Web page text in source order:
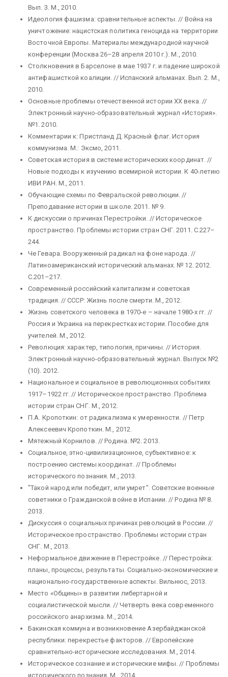
Вып. 3. М., 2010.
Идеология фашизма: сравнительные аспекты. // Война на
уничтожение: нацистская политика геноцида на территории
Восточной Европы. Материалы международной научной
конференции (Москва 26–28 апреля 2010 г.). М., 2010.
Столкновения в Барселоне в мае 1937 г. и падение широкой
антифашисткой коалиции. // Испанский альманах. Вып. 2. М.,
2010.
Основные проблемы отечественной истории ХХ века. //
Электронный научно-образовательный журнал «История».
№1. 2010.
Комментарии к: Пристланд Д. Красный флаг. История
коммунизма. М.: Эксмо, 2011.
Советская история в системе исторических координат. //
Новые подходы к изучению всемирной истории. К 40-летию
ИВИ РАН. М., 2011.
Обучающие схемы по Февральской революции. //
Преподавание истории в школе. 2011. № 9.
К дискуссии о причинах Перестройки. // Историческое
пространство. Проблемы истории стран СНГ. 2011. С.227–
244.
Че Гевара. Вооруженный радикал на фоне народа. //
Латиноамериканский исторический альманах. № 12. 2012.
С.201–217.
Современный российский капитализм и советская
традиция. // СССР: Жизнь после смерти. М., 2012.
Жизнь советского человека в 1970-е – начале 1980-х гг. //
Россия и Украина на перекрестках истории. Пособие для
учителей. М., 2012.
Революция: характер, типология, причины. // История.
Электронный научно-образовательный журнал. Выпуск №2
(10). 2012.
Национальное и социальное в революционных событиях
1917–1922 гг. // Историческое пространство. Проблема
истории стран СНГ. М., 2012.
П.А. Кропоткин: от радикализма к умеренности. // Петр
Алексеевич Кропоткин. М., 2012.
Мятежный Корнилов. // Родина. №2. 2013.
Социальное, этно-цивилизационное, субъективное: к
построению системы координат. // Проблемы
исторического познания. М., 2013.
"Такой народ или победит, или умрет". Советские военные
советники о Гражданской войне в Испании. // Родина № 8.
2013.
Дискуссия о социальных причинах революций в России. //
Историческое пространство. Проблемы истории стран
СНГ. М., 2013.
Неформальное движение в Перестройке. // Перестройка:
планы, процессы, результаты. Социально-экономические и
национально-государственные аспекты. Вильнюс, 2013.
Место «Общины» в развитии либертарной и
социалистической мысли. // Четверть века современного
российского анархизма. М., 2014.
Бакинская коммуна и возникновение Азербайджанской
республики: перекрестье факторов. // Европейские
сравнительно-исторические исследования. М., 2014.
Историческое сознание и исторические мифы. // Проблемы
исторического познания. М., 2014.